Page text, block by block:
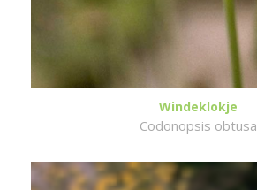
Windeklokje
Codonopsis obtusa